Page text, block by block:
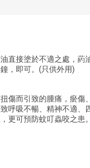
直接塗於不適之處，葯
，即可。(只供外用)
傷而引致的腫痛，瘀傷
呼吸不暢、精神不適、
更可預防蚊叮蟲咬之患。